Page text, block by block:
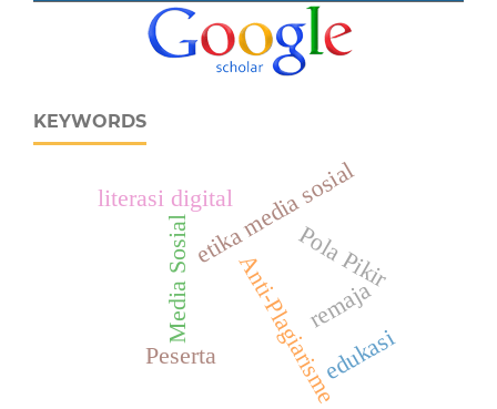
KEYWORDS
Anti-Plagiarisme
Media Sosial
Peserta
Pola Pikir
etika media sosial
edukasi
literasi digital
remaja